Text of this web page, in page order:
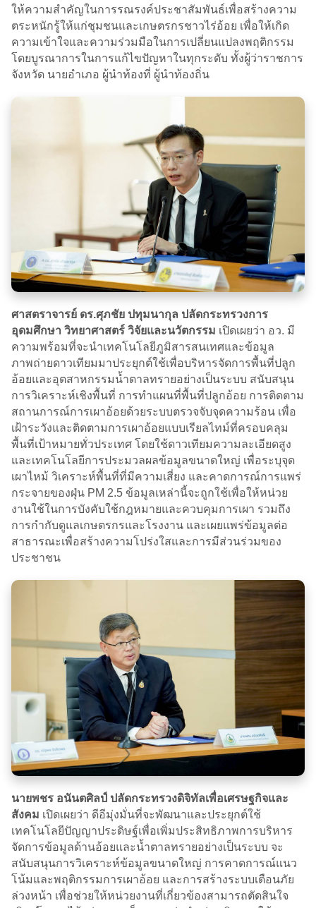
ให้ความสำคัญในการรณรงค์ประชาสัมพันธ์เพื่อสร้างความ
ตระหนักรู้ให้แก่ชุมชนและเกษตรกรชาวไร่อ้อย เพื่อให้เกิด
ความเข้าใจและความร่วมมือในการเปลี่ยนแปลงพฤติกรรม
โดยบูรณาการในการแก้ไขปัญหาในทุกระดับ ทั้งผู้ว่าราชการ
จังหวัด นายอำเภอ ผู้นำท้องที่ ผู้นำท้องถิ่น
ศาสตราจารย์ ดร.ศุภชัย ปทุมนากุล ปลัดกระทรวงการ
อุดมศึกษา วิทยาศาสตร์ วิจัยและนวัตกรรม เปิดเผยว่า อว. มี
ความพร้อมที่จะนำเทคโนโลยีภูมิสารสนเทศและข้อมูล
ภาพถ่ายดาวเทียมมาประยุกต์ใช้เพื่อบริหารจัดการพื้นที่ปลูก
อ้อยและอุตสาหกรรมน้ำตาลทรายอย่างเป็นระบบ สนับสนุน
การวิเคราะห์เชิงพื้นที่ การทำแผนที่พื้นที่ปลูกอ้อย การติดตาม
สถานการณ์การเผาอ้อยด้วยระบบตรวจจับจุดความร้อน เพื่อ
เฝ้าระวังและติดตามการเผาอ้อยแบบเรียลไทม์ที่ครอบคลุม
พื้นที่เป้าหมายทั่วประเทศ โดยใช้ดาวเทียมความละเอียดสูง
และเทคโนโลยีการประมวลผลข้อมูลขนาดใหญ่ เพื่อระบุจุด
เผาไหม้ วิเคราะห์พื้นที่ที่มีความเสี่ยง และคาดการณ์การแพร่
กระจายของฝุ่น PM 2.5 ข้อมูลเหล่านี้จะถูกใช้เพื่อให้หน่วย
งานใช้ในการบังคับใช้กฎหมายและควบคุมการเผา รวมถึง
การกำกับดูแลเกษตรกรและโรงงาน และเผยแพร่ข้อมูลต่อ
สาธารณะเพื่อสร้างความโปร่งใสและการมีส่วนร่วมของ
ประชาชน
นายพชร อนันตศิลป์ ปลัดกระทรวงดิจิทัลเพื่อเศรษฐกิจและ
สังคม เปิดเผยว่า ดีอีมุ่งมั่นที่จะพัฒนาและประยุกต์ใช้
เทคโนโลยีปัญญาประดิษฐ์เพื่อเพิ่มประสิทธิภาพการบริหาร
จัดการข้อมูลด้านอ้อยและน้ำตาลทรายอย่างเป็นระบบ จะ
สนับสนุนการวิเคราะห์ข้อมูลขนาดใหญ่ การคาดการณ์แนว
โน้มและพฤติกรรมการเผาอ้อย และการสร้างระบบเตือนภัย
ล่วงหน้า เพื่อช่วยให้หน่วยงานที่เกี่ยวข้องสามารถตัดสินใจ